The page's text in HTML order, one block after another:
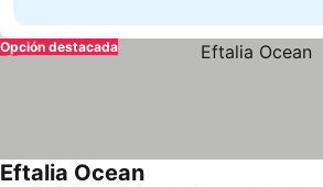
Opción destacada
Eftalia Ocean